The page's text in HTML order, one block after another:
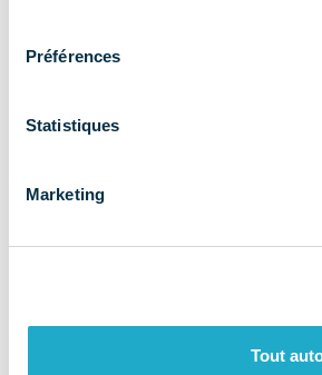
Préférences
Statistiques
Marketing
Tout